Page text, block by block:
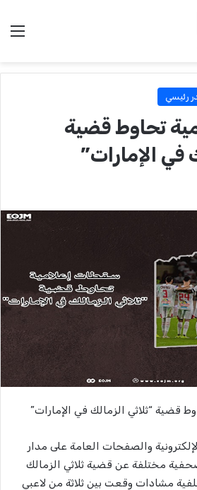
رئيسي
تحاوط قضية
في الإمارات”
قضية “ثلاثي الزمالك في الإمارات”
والصفحات العامة على مدار
صحفية مختلفة عن قضية ثلاثي الزمالك
مشادات وقعت بين ثلاثة من لاعبي